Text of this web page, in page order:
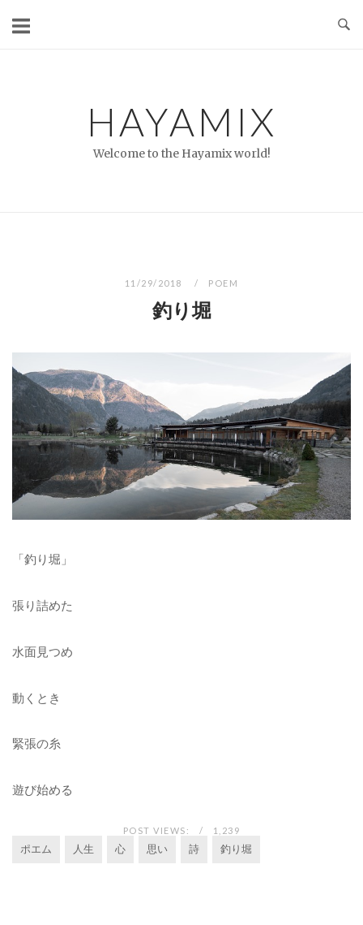
HAYAMIX
Welcome to the Hayamix world!
11/29/2018 POEM
釣り堀
「釣り堀」
張り詰めた
水面見つめ
動くとき
緊張の糸
遊び始める
POST VIEWS: 1,239
ポエム 人生 心 思い 詩 釣り堀